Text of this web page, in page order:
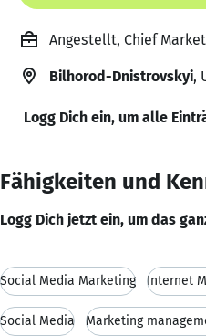
Angestellt, Chief
Bilhorod-Dnistrovskyi,
Logg Dich ein, um alle
Fähigkeiten und
Logg Dich jetzt ein, um das
Social Media Marketing Internet
Social Media Marketing